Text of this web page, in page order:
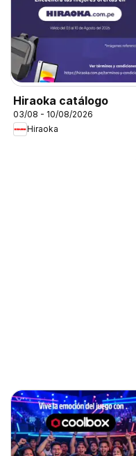
Hiraoka catálogo
03/08 - 10/08/2026
Hiraoka